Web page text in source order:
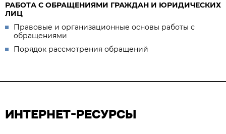
РАБОТА С ОБРАЩЕНИЯМИ ГРАЖДАН И ЮРИДИЧЕСКИХ
ЛИЦ
Правовые и организационные основы работы с
обращениями
Порядок рассмотрения обращений
ИНТЕРНЕТ-РЕСУРСЫ